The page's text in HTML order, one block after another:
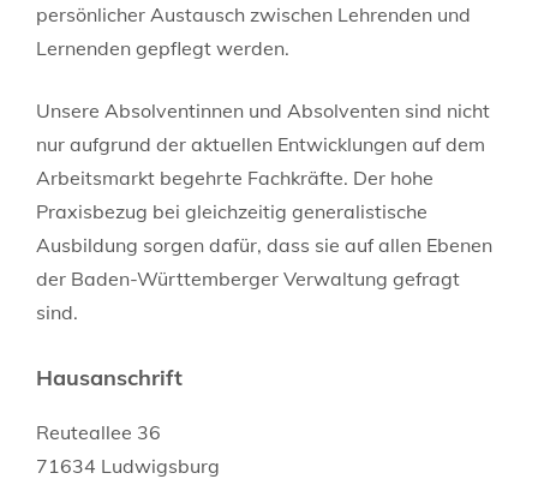
persönlicher Austausch zwischen Lehrenden und
Lernenden gepflegt werden.
Unsere Absolventinnen und Absolventen sind nicht
nur aufgrund der aktuellen Entwicklungen auf dem
Arbeitsmarkt begehrte Fachkräfte. Der hohe
Praxisbezug bei gleichzeitig generalistische
Ausbildung sorgen dafür, dass sie auf allen Ebenen
der Baden-Württemberger Verwaltung gefragt
sind.
Hausanschrift
Reuteallee 36
71634 Ludwigsburg